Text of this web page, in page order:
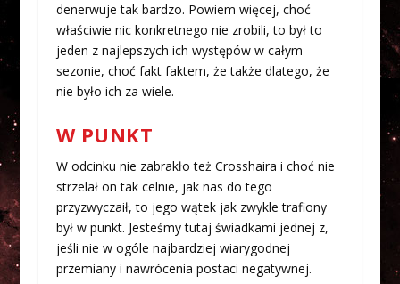
denerwuje tak bardzo. Powiem więcej, choć
właściwie nic konkretnego nie zrobili, to był to
jeden z najlepszych ich występów w całym
sezonie, choć fakt faktem, że także dlatego, że
nie było ich za wiele.
W PUNKT
W odcinku nie zabrakło też Crosshaira i choć nie
strzelał on tak celnie, jak nas do tego
przyzwyczaił, to jego wątek jak zwykle trafiony
był w punkt. Jesteśmy tutaj świadkami jednej z,
jeśli nie w ogóle najbardziej wiarygodnej
przemiany i nawrócenia postaci negatywnej.